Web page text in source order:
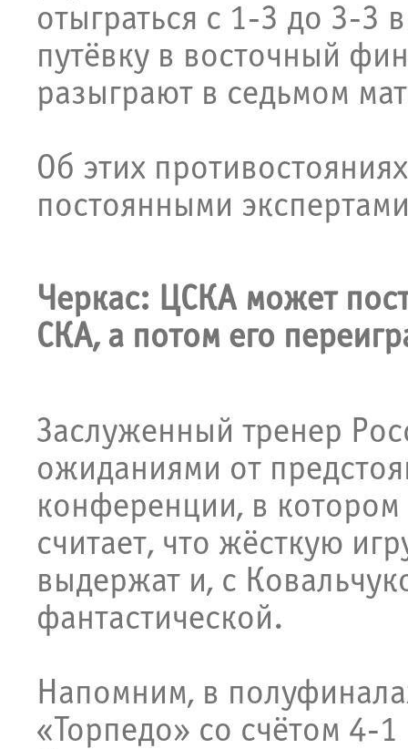
отыграться с 1-3 до 3-3
путёвку в восточный
разыграют в седьмом
Об этих
постоянными
Черкас: ЦСКА может
СКА, а потом его
Заслуженный тренер
ожиданиями от
конференции, в
считает, что жёсткую
выдержат и, с
фантастической.
Напомним, в
«Торпедо» со счётом 4-